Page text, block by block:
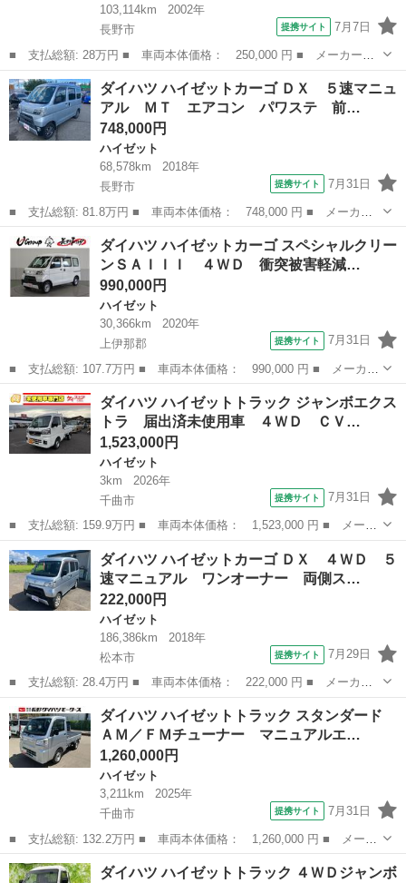
103,114km
2002年
長野市
提携サイト 7月7日
■ 支払総額: 28万円 ■ 車両本体価格： 250,000 円 ■ メーカー
名： ダイハツ ■ 車種名： ハイゼットトラック ■ グレード
名： スペシャル ３方開 ４ＷＤ ５速マニュアル 車検整備付
荷台ゲートプロテクタ...
長野 長野市 ハイゼット
ダイハツ ハイゼットカーゴ ＤＸ ５速マニュ
アル ＭＴ エアコン パワステ 前…
748,000円
ハイゼット
68,578km
2018年
長野市
提携サイト 7月31日
■ 支払総額: 81.8万円 ■ 車両本体価格： 748,000 円 ■ メーカー
名： ダイハツ ■ 車種名： ハイゼットカーゴ ■ グレード名：
ＤＸ ５速マニュアル ＭＴ エアコン パワステ 前席パワーウィ
ンドウ ラジ...
長野 長野市 ハイゼット
ダイハツ ハイゼットカーゴ スペシャルクリー
ンＳＡＩＩＩ ４ＷＤ 衝突被害軽減…
990,000円
ハイゼット
30,366km
2020年
上伊那郡
提携サイト 7月31日
■ 支払総額: 107.7万円 ■ 車両本体価格： 990,000 円 ■ メーカー
名： ダイハツ ■ 車種名： ハイゼットカーゴ ■ グレード名：
スペシャルクリーンＳＡＩＩＩ ４ＷＤ 衝突被害軽減システム Ｌ
ＥＤヘッド...
長野 上伊那郡 ハイゼット
ダイハツ ハイゼットトラック ジャンボエクス
トラ 届出済未使用車 ４ＷＤ ＣＶ…
1,523,000円
ハイゼット
3km
2026年
千曲市
提携サイト 7月31日
■ 支払総額: 159.9万円 ■ 車両本体価格： 1,523,000 円 ■ メーカ
ー名： ダイハツ ■ 車種名： ハイゼットトラック ■ グレード
名： ジャンボエクストラ 届出済未使用車 ４ＷＤ ＣＶＴ 軽ト
ラック 衝...
長野 千曲市 ハイゼット
ダイハツ ハイゼットカーゴ ＤＸ ４ＷＤ ５
速マニュアル ワンオーナー 両側ス…
222,000円
ハイゼット
186,386km
2018年
松本市
提携サイト 7月29日
■ 支払総額: 28.4万円 ■ 車両本体価格： 222,000 円 ■ メーカー
名： ダイハツ ■ 車種名： ハイゼットカーゴ ■ グレード名：
ＤＸ ４ＷＤ ５速マニュアル ワンオーナー 両側スライドドア
アイドリング...
長野 松本市 ハイゼット
ダイハツ ハイゼットトラック スタンダード
ＡＭ／ＦＭチューナー マニュアルエ…
1,260,000円
ハイゼット
3,211km
2025年
千曲市
提携サイト 7月31日
■ 支払総額: 132.2万円 ■ 車両本体価格： 1,260,000 円 ■ メーカ
ー名： ダイハツ ■ 車種名： ハイゼットトラック ■ グレード
名： スタンダード ＡＭ／ＦＭチューナー マニュアルエアコン
長野 千曲市 ハイゼット
ダイハツ ハイゼットトラック ４ＷＤジャンボ